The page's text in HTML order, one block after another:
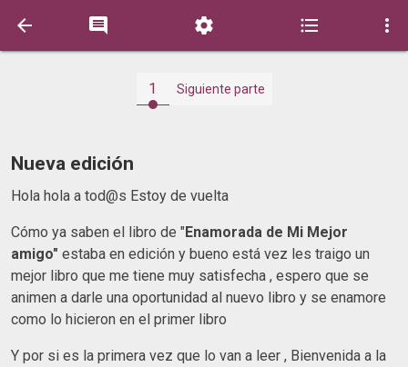
    
1 Siguiente parte
Nueva edición
Hola hola a tod@s Estoy de vuelta
Cómo ya saben el libro de "Enamorada de Mi Mejor
amigo" estaba en edición y bueno está vez les traigo un
mejor libro que me tiene muy satisfecha , espero que se
animen a darle una oportunidad al nuevo libro y se enamore
como lo hicieron en el primer libro
Y por si es la primera vez que lo van a leer , Bienvenida a la